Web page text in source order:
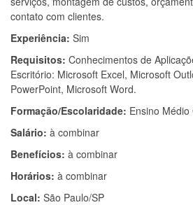
contato com clientes.
Experiência: Sim
Requisitos: Conhecimentos de
Escritório: Microsoft Excel, Microsoft
PowerPoint, Microsoft Word.
Formação/Escolaridade: Ensino Médio
Salário: à combinar
Benefícios: à combinar
Horários: à combinar
Local: São Paulo/SP